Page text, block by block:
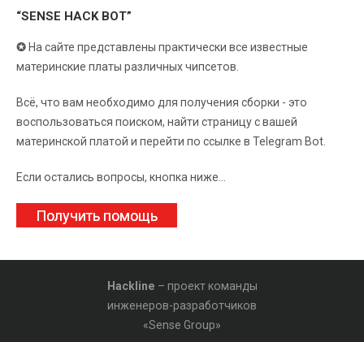
“SENSE HACK BOT”
✪ На сайте представлены практически все известные
материнские платы различных чипсетов.
Всё, что вам необходимо для получения сборки - это
воспользоваться поиском, найти страницу с вашей
материнской платой и перейти по ссылке в Telegram Bot.
Если остались вопросы, кнопка ниже...
Получить помощь
Hackline – проект команды
инженеров-разработчиков
«Sense Group»